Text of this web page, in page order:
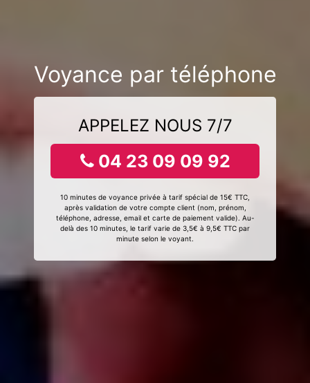
Voyance par téléphone
APPELEZ NOUS 7/7
04 23 09 09 92
10 minutes de voyance privée à tarif spécial de 15€ TTC,
après validation de votre compte client (nom, prénom,
téléphone, adresse, email et carte de paiement valide). Au-
delà des 10 minutes, le tarif varie de 3,5€ à 9,5€ TTC par
minute selon le voyant.